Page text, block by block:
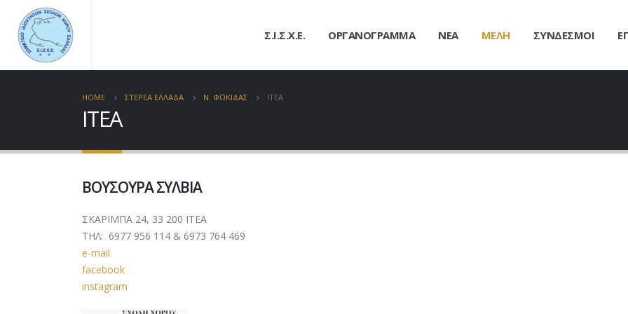
Σ.Ι.Σ.Χ.Ε. ΟΡΓΑΝΟΓΡΑΜΜΑ ΝΕΑ ΜΕΛΗ ΣΥΝΔΕΣΜΟΙ
HOME ΣΤΕΡΕΑ ΕΛΛΑΔΑ Ν. ΦΩΚΙΔΑΣ ΙΤΕΑ
ΙΤΕΑ
ΒΟΥΣΟΥΡΑ ΣΥΛΒΙΑ
ΣΚΑΡΙΜΠΑ 24, 33 200 ΙΤΕΑ
ΤΗΛ: 6977 956 114 & 6973 764 469
e-mail
facebook
instagram